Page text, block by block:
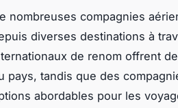
nombreuses compagnies
diverses destinations à
de renom offrent
pays, tandis que des
abordables pour les